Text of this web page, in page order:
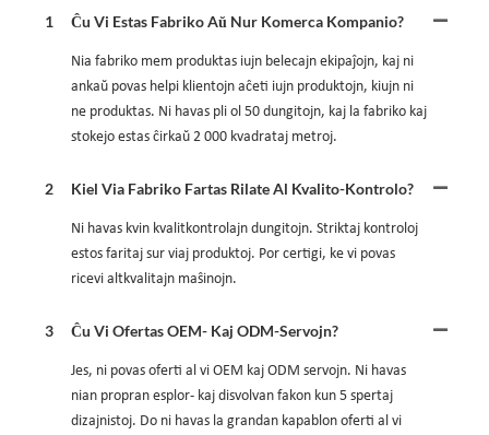
1 Ĉu Vi Estas Fabriko Aŭ Nur Komerca Kompanio?
Nia fabriko mem produktas iujn belecajn ekipaĵojn, kaj ni
ankaŭ povas helpi klientojn aĉeti iujn produktojn, kiujn ni
ne produktas. Ni havas pli ol 50 dungitojn, kaj la fabriko kaj
stokejo estas ĉirkaŭ 2 000 kvadrataj metroj.
2 Kiel Via Fabriko Fartas Rilate Al Kvalito-Kontrolo?
Ni havas kvin kvalitkontrolajn dungitojn. Striktaj kontroloj
estos faritaj sur viaj produktoj. Por certigi, ke vi povas
ricevi altkvalitajn maŝinojn.
3 Ĉu Vi Ofertas OEM- Kaj ODM-Servojn?
Jes, ni povas oferti al vi OEM kaj ODM servojn. Ni havas
nian propran esplor- kaj disvolvan fakon kun 5 spertaj
dizajnistoj. Do ni havas la grandan kapablon oferti al vi